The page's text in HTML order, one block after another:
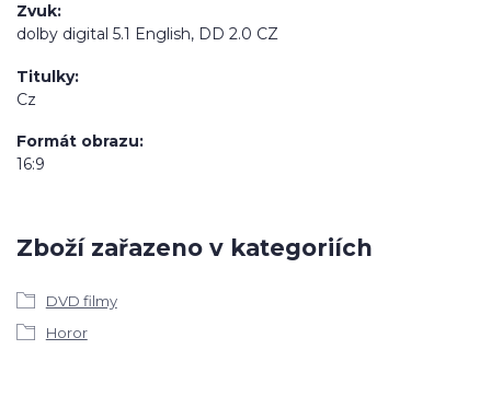
Zvuk
dolby digital 5.1 English, DD 2.0 CZ
Titulky
Cz
Formát obrazu
16:9
Zboží zařazeno v kategoriích
DVD filmy
Horor